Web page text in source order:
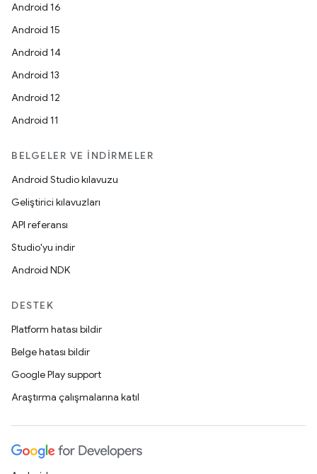
Android 16
Android 15
Android 14
Android 13
Android 12
Android 11
BELGELER VE İNDIRMELER
Android Studio kılavuzu
Geliştirici kılavuzları
API referansı
Studio'yu indir
Android NDK
DESTEK
Platform hatası bildir
Belge hatası bildir
Google Play support
Araştırma çalışmalarına katıl